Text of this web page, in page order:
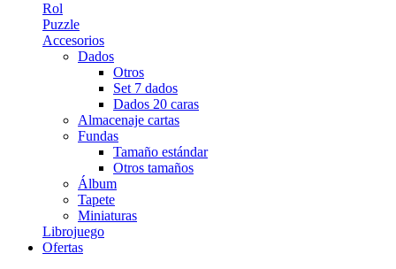
Rol
Puzzle
Accesorios
Dados
Otros
Set 7 dados
Dados 20 caras
Almacenaje cartas
Fundas
Tamaño estándar
Otros tamaños
Álbum
Tapete
Miniaturas
Librojuego
Ofertas